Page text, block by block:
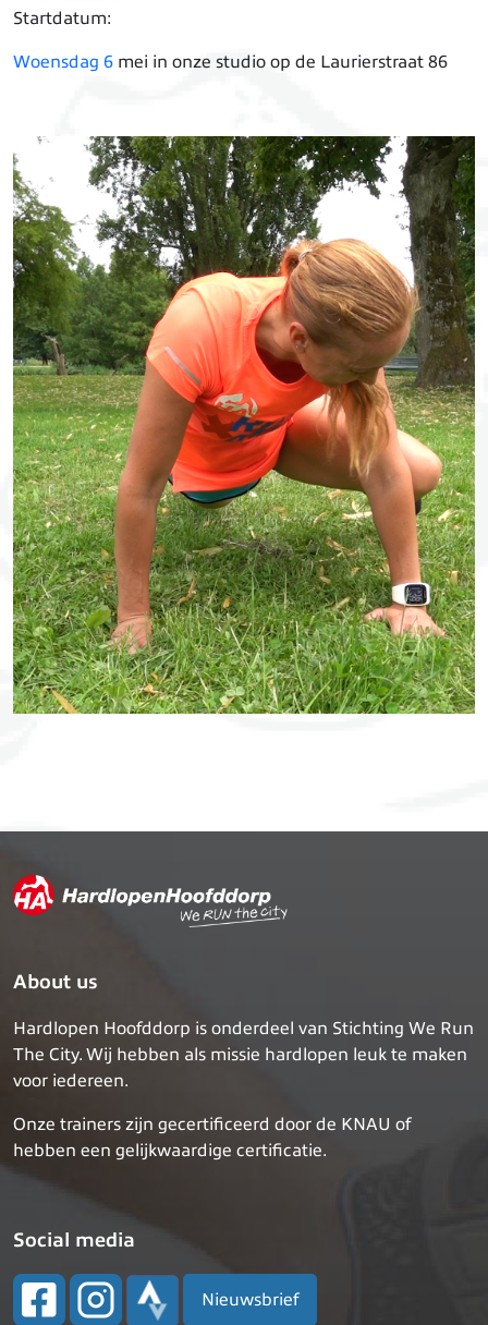
Startdatum:
Woensdag 6 mei in onze studio op de Laurierstraat 86
About us
Hardlopen Hoofddorp is onderdeel van Stichting We Run
The City. Wij hebben als missie hardlopen leuk te maken
voor iedereen.
Onze trainers zijn gecertificeerd door de KNAU of
hebben een gelijkwaardige certificatie.
Social media
Nieuwsbrief